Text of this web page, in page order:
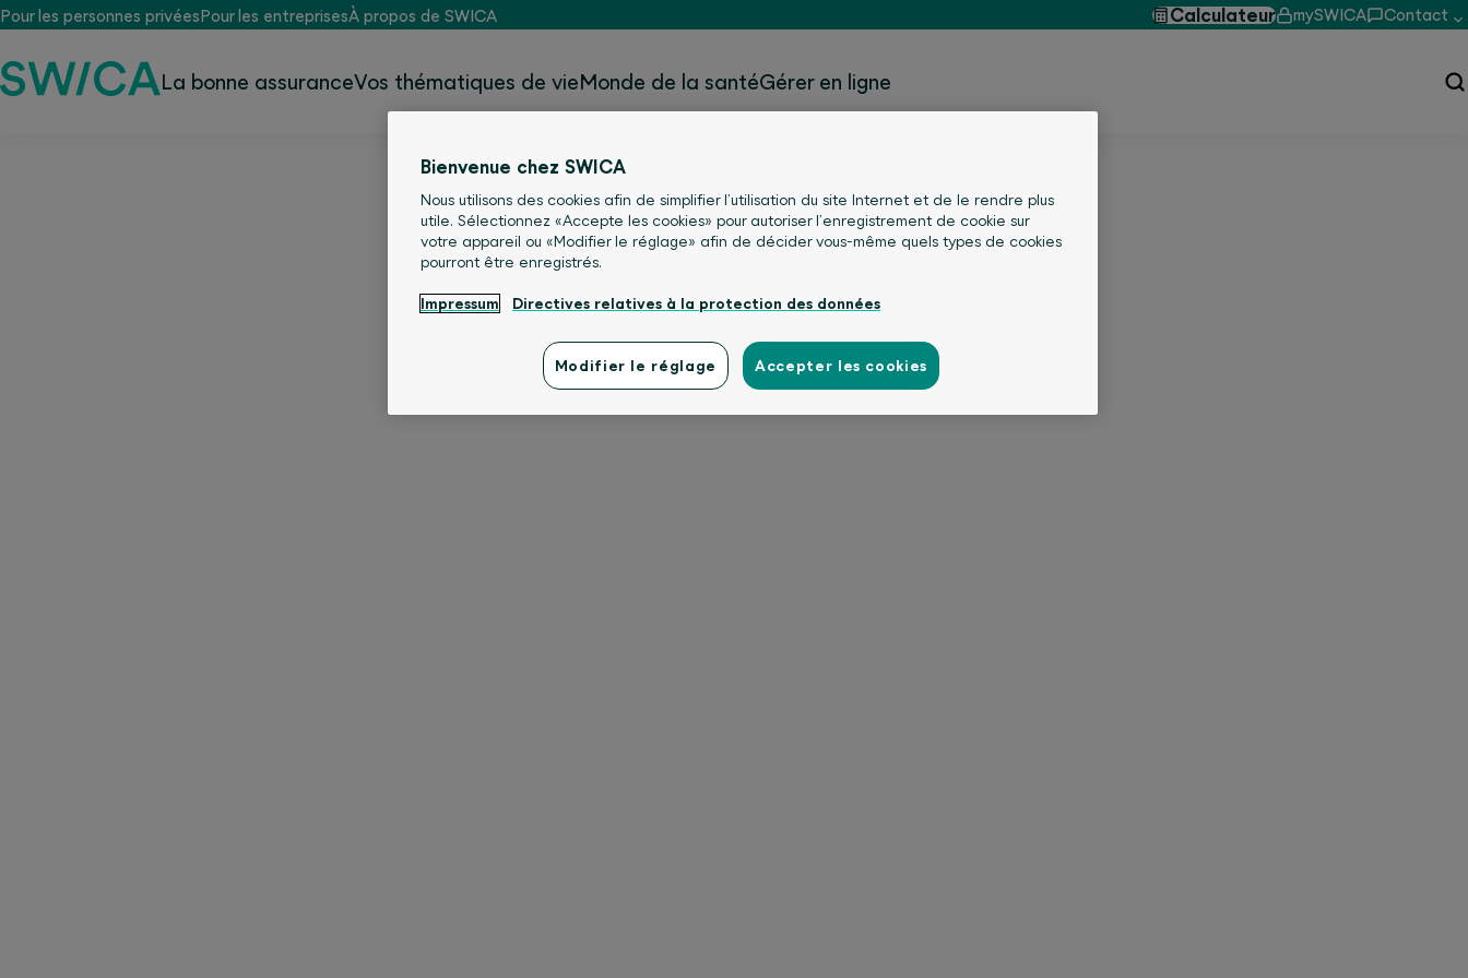
Pour les personnes privéesPour les entreprisesÀ propos de SWICA Calculateur mySWICA Contact
La bonne assuranceVos thématiques de vieMonde de la santéGérer en ligne
Bienvenue chez SWICA
Nous utilisons des cookies afin de simplifier l’utilisation du site Internet et de le rendre plus
utile. Sélectionnez «Accepte les cookies» pour autoriser l’enregistrement de cookie sur
votre appareil ou «Modifier le réglage» afin de décider vous-même quels types de cookies
pourront être enregistrés.
Impressum Directives relatives à la protection des données
Modifier le réglage Accepter les cookies